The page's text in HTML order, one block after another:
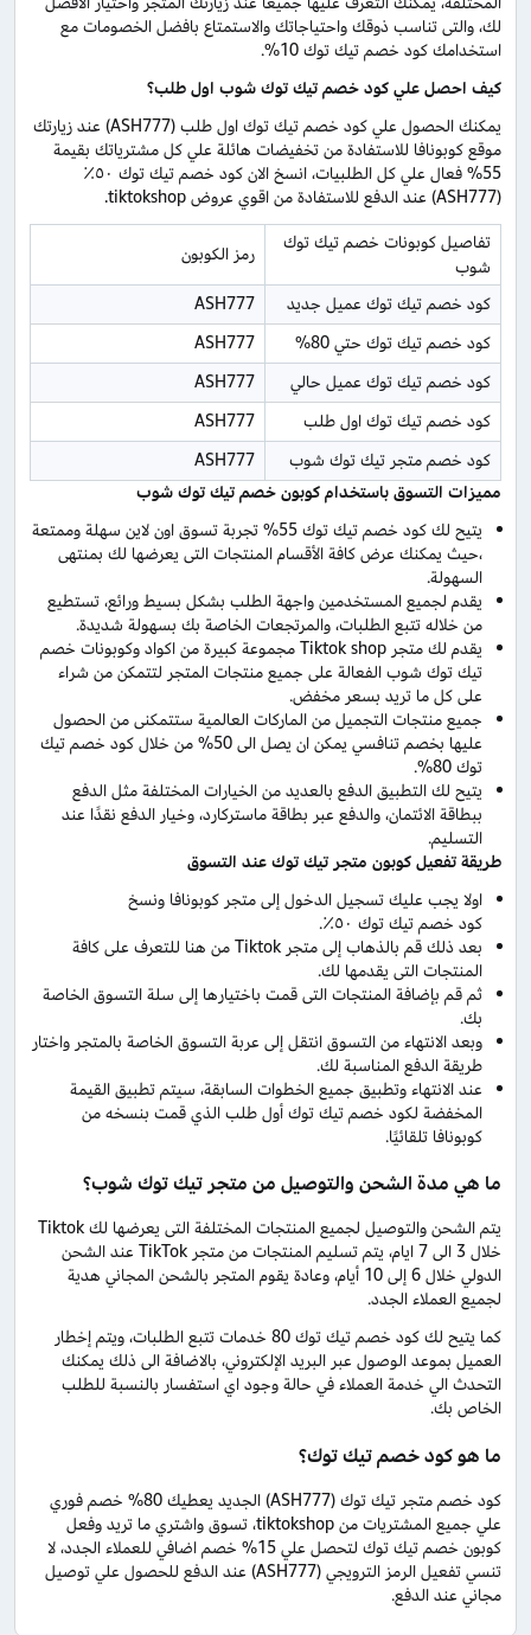
لك، والتى تناسب ذوقك واحتياجاتك والاستمتاع بافضل الخصومات مع
استخدامك كود خصم تيك توك 10%.
كيف احصل علي كود خصم تيك توك شوب اول طلب؟
يمكنك الحصول علي كود خصم تيك توك اول طلب (ASH777) عند زيارتك
موقع كوبونافا للاستفادة من تخفيضات هائلة علي كل مشترياتك بقيمة
55% فعال علي كل الطلبيات، انسخ الان كود خصم تيك توك ٥٠٪
(ASH777) عند الدفع للاستفادة من اقوي عروض tiktokshop.
تفاصيل كوبونات خصم تيك توك
شوب
رمز الكوبون
كود خصم تيك توك عميل جديد
ASH777
كود خصم تيك توك حتي 80%
ASH777
كود خصم تيك توك عميل حالي
ASH777
كود خصم تيك توك اول طلب
ASH777
كود خصم متجر تيك توك شوب
ASH777
مميزات التسوق باستخدام كوبون خصم تيك توك شوب
يتيح لك كود خصم تيك توك 55% تجربة تسوق اون لاين سهلة وممتعة
،حيث يمكنك عرض كافة الأقسام المنتجات التى يعرضها لك بمنتهى
السهولة.
يقدم لجميع المستخدمين واجهة الطلب بشكل بسيط ورائع، تستطيع
من خلاله تتبع الطلبات، والمرتجعات الخاصة بك بسهولة شديدة.
يقدم لك متجر Tiktok shop مجموعة كبيرة من اكواد وكوبونات خصم
تيك توك شوب الفعالة على جميع منتجات المتجر لتتمكن من شراء
على كل ما تريد بسعر مخفض.
جميع منتجات التجميل من الماركات العالمية ستتمكنى من الحصول
عليها بخصم تنافسي يمكن ان يصل الى 50% من خلال كود خصم تيك
توك 80%.
يتيح لك التطبيق الدفع بالعديد من الخيارات المختلفة مثل الدفع
ببطاقة الائتمان، والدفع عبر بطاقة ماستركارد، وخيار الدفع نقدًا عند
التسليم.
طريقة تفعيل كوبون متجر تيك توك عند التسوق
اولا يجب عليك تسجيل الدخول إلى متجر كوبونافا ونسخ
كود خصم تيك توك ٥٠٪.
بعد ذلك قم بالذهاب إلى متجر Tiktok من هنا للتعرف على كافة
المنتجات التى يقدمها لك.
ثم قم بإضافة المنتجات التى قمت باختيارها إلى سلة التسوق الخاصة
بك.
وبعد الانتهاء من التسوق انتقل إلى عربة التسوق الخاصة بالمتجر واختار
طريقة الدفع المناسبة لك.
عند الانتهاء وتطبيق جميع الخطوات السابقة، سيتم تطبيق القيمة
المخفضة لكود خصم تيك توك أول طلب الذي قمت بنسخه من
كوبونافا تلقائيًا.
ما هي مدة الشحن والتوصيل من متجر تيك توك شوب؟
يتم الشحن والتوصيل لجميع المنتجات المختلفة التى يعرضها لك Tiktok
خلال 3 الى 7 ايام، يتم تسليم المنتجات من متجر TikTok عند الشحن
الدولي خلال 6 إلى 10 أيام، وعادة يقوم المتجر بالشحن المجاني هدية
لجميع العملاء الجدد.
كما يتيح لك كود خصم تيك توك 80 خدمات تتبع الطلبات، ويتم إخطار
العميل بموعد الوصول عبر البريد الإلكتروني، بالاضافة الى ذلك يمكنك
التحدث الي خدمة العملاء في حالة وجود اي استفسار بالنسبة للطلب
الخاص بك.
ما هو كود خصم تيك توك؟
كود خصم متجر تيك توك (ASH777) الجديد يعطيك 80% خصم فوري
علي جميع المشتريات من tiktokshop، تسوق واشتري ما تريد وفعل
كوبون خصم تيك توك لتحصل علي 15% خصم اضافي للعملاء الجدد، لا
تنسي تفعيل الرمز الترويجي (ASH777) عند الدفع للحصول علي توصيل
مجاني عند الدفع.